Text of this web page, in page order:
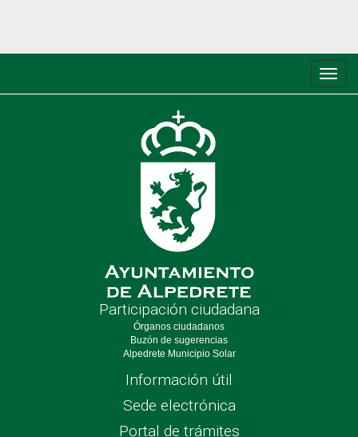
de
Participación ciudadana
Órganos ciudadanos
Buzón de sugerencias
Alpedrete Municipio Solar
Información útil
Sede electrónica
Portal de trámites